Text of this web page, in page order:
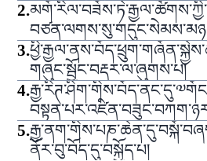
2.
3.
གཞུང་སྦྱོང་བརྡར་ལ་ཞུགས་པ།
4.
5.
ནོར་བུ་བོད་དུ་བསྐྱོད་པ།